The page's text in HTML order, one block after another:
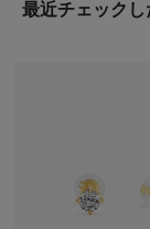
最近チェックし